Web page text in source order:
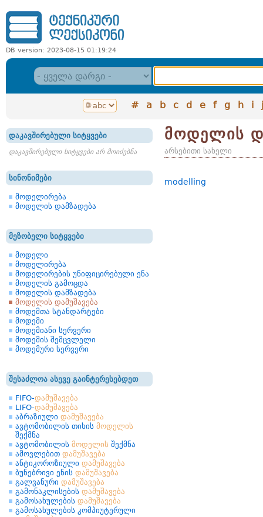
DB version: 2023-08-15 01:19:24
# a b c d e f g h i j
დაკავშირებული სიტყვები
დაკავშირებული სიტყვები არ მოიძებნა
სინონიმები
მოდელირება
მოდელის დამზადება
მეზობელი სიტყვები
მოდელი
მოდელირება
მოდელირების უნიფიცირებული ენა
მოდელის გამოცდა
მოდელის დამზადება
მოდელის დამუშავება
მოდემთა სტანდარტები
მოდემი
მოდემიანი სერვერი
მოდემის შემცვლელი
მოდემური სერვერი
შესაძლოა ასევე გაინტერესებდეთ
FIFO-დამუშავება
LIFO-დამუშავება
აბრაზიული დამუშავება
ავტომობილის თიხის მოდელის
შექმნა
ავტომობილის მოდელის შექმნა
ამოვლებით დამუშავება
ანტიკოროზიული დამუშავება
ბუნებრივი ენის დამუშავება
გალვანური დამუშავება
გამონაკლისების დამუშავება
გამოსახულების დამუშავება
გამოსახულების კომპიუტერული
მოდელის
არსებითი სახელი
modelling